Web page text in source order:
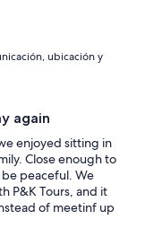
ubicación y
again
enjoyed sitting in
Close enough to
peaceful. We
P&K Tours, and it
of meetinf up
of our trip